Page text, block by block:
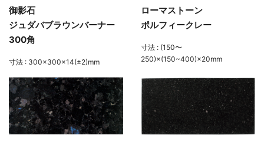
御影石
ジュダバブラウンバーナー
300角
寸法 : 300×300×14(±2)mm
ローマストーン
ポルフィークレー
寸法 : (150〜
250)×(150~400)×20mm